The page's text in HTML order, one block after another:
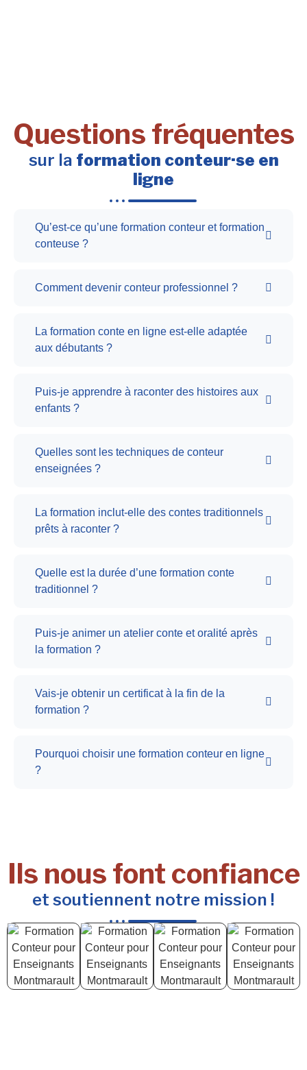
Questions fréquentes
sur la formation conteur·se en
ligne
Qu’est-ce qu’une formation conteur et formation
conteuse ?
Comment devenir conteur professionnel ?
La formation conte en ligne est-elle adaptée
aux débutants ?
Puis-je apprendre à raconter des histoires aux
enfants ?
Quelles sont les techniques de conteur
enseignées ?
La formation inclut-elle des contes traditionnels
prêts à raconter ?
Quelle est la durée d’une formation conte
traditionnel ?
Puis-je animer un atelier conte et oralité après
la formation ?
Vais-je obtenir un certificat à la fin de la
formation ?
Pourquoi choisir une formation conteur en ligne
?
Ils nous font confiance
et soutiennent notre mission !